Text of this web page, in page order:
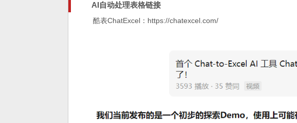
AI自动处理表格链接
酷表ChatExcel： https://chatexcel.com/